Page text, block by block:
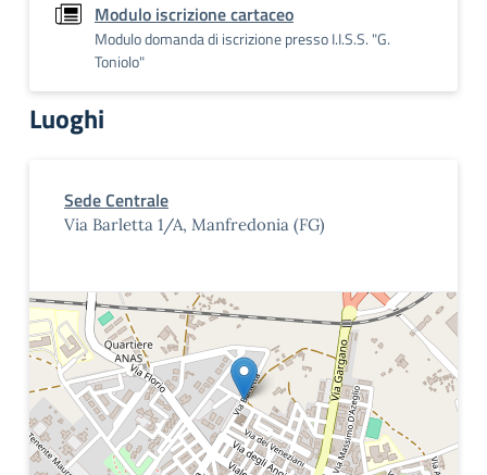
Modulo iscrizione cartaceo
Modulo domanda di iscrizione presso I.I.S.S. "G.
Toniolo"
Luoghi
Sede Centrale
Via Barletta 1/A, Manfredonia (FG)